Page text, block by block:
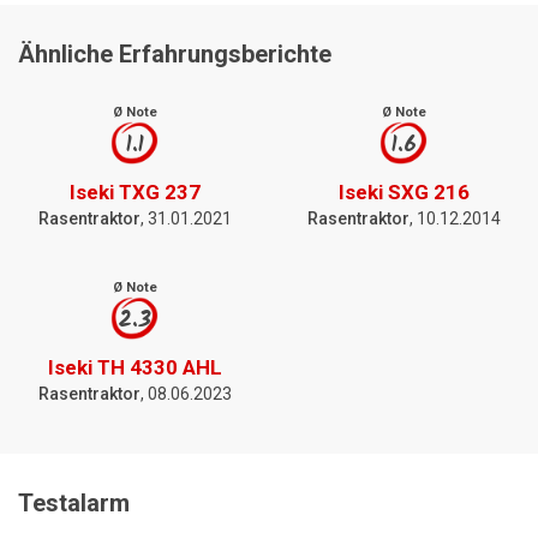
Ähnliche Erfahrungsberichte
Ø Note
1.1
Iseki TXG 237
Rasentraktor, 31.01.2021
Ø Note
1.6
Iseki SXG 216
Rasentraktor, 10.12.2014
Ø Note
2.3
Iseki TH 4330 AHL
Rasentraktor, 08.06.2023
Testalarm